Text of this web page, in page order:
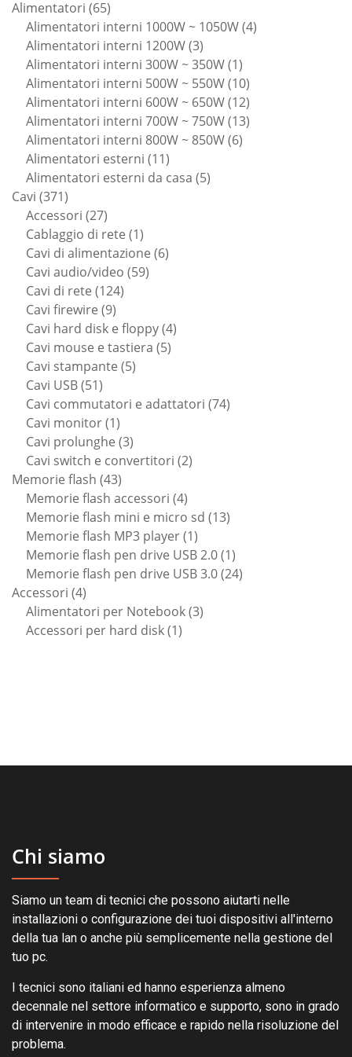
Alimentatori 6565
prodotti
Alimentatori interni 1000W ~ 1050W 44
Alimentatori interni 1200W 33
prodotti
Alimentatori interni 300W ~ 350W 11
prodotto
Alimentatori interni 500W ~ 550W 1010
prodotti
Alimentatori interni 600W ~ 650W 1212
prodotti
Alimentatori interni 700W ~ 750W 1313
Alimentatori interni 800W ~ 850W 66
Alimentatori esterni 1111
prodotti
Alimentatori esterni da casa 55
Cavi 371371
prodotti
Accessori 2727
prodotti
Cablaggio di rete 11
prodotto
Cavi di alimentazione 66
Cavi audio/video 5959
Cavi di rete 124124
Cavi firewire 99
prodotti
Cavi hard disk e floppy 44
Cavi mouse e tastiera 55
Cavi stampante 55
Cavi USB 5151
prodotti
Cavi commutatori e adattatori 7474
Cavi monitor 11
prodotto
Cavi prolunghe 33
prodotti
Cavi switch e convertitori 22
Memorie flash 4343
prodotti
Memorie flash accessori 44
prodotti
Memorie flash mini e micro sd 1313
Memorie flash MP3 player 11
prodotto
Memorie flash pen drive USB 2.0 11
prodotto
Memorie flash pen drive USB 3.0 2424
Accessori 44
prodotti
Alimentatori per Notebook 33
Accessori per hard disk 11
Chi siamo
Siamo un team di tecnici che possono aiutarti nelle
installazioni o configurazione dei tuoi dispositivi all'interno
della tua lan o anche più semplicemente nella gestione del
tuo pc.
I tecnici sono italiani ed hanno esperienza almeno
decennale nel settore informatico e supporto, sono in grado
di intervenire in modo efficace e rapido nella risoluzione del
problema.